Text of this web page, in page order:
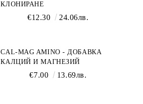
КЛОНИРАНЕ
€12.30 24.06лв.
CAL-MAG AMINO - ДОБАВКА
КАЛЦИЙ И МАГНЕЗИЙ
€7.00 13.69лв.